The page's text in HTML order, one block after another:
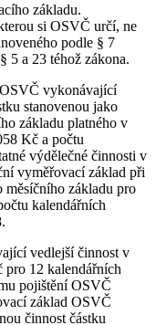
základu.
si OSVČ určí, ne
podle § 7
5 a 23 téhož zákona.
vykonávající
stanovenou jako
základu platného v
Kč a počtu
výdělečné činnosti v
vyměřovací základ při
základu pro
kalendářních
vedlejší činnost v
pro 12 kalendářních
pojištění OSVČ
základ OSVČ
činnost částku